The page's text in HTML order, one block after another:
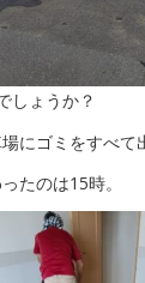
しょうか？
にゴミをすべて
たのは15時。